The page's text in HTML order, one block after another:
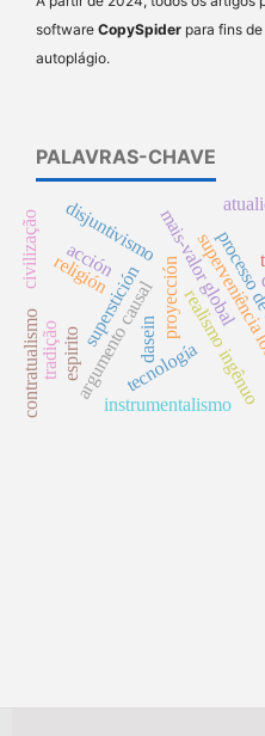
software CopySpider para fins
autoplágio.
PALAVRAS-CHAVE
argumento causal
superstición proyección
mais-valor global
disjuntivismo
religión
realismo ingênuo
tecnología
instrumentalismo
espirito dasein
tradição
contratualismo
acción
civilização